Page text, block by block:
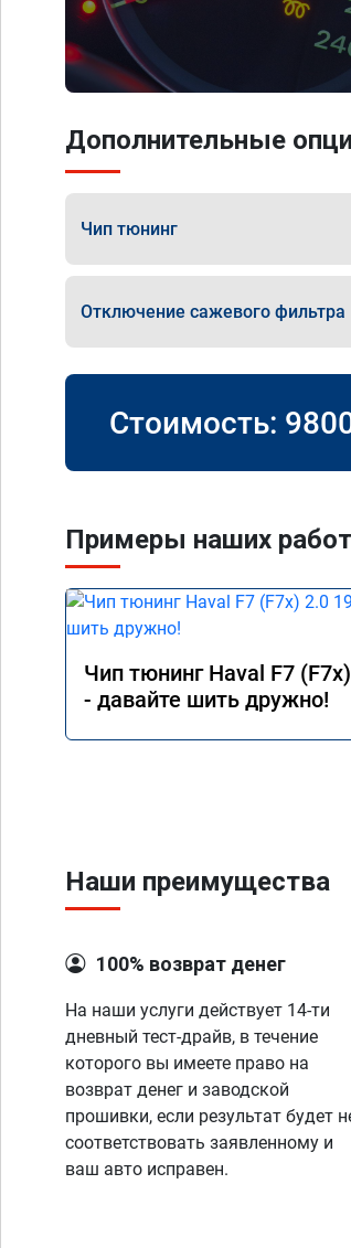
Дополнительные
Чип тюнинг
Отключение сажевого фильтра
Стоимость:
Примеры наших
Чип тюнинг Haval F7
- давайте шить дружно!
Наши преимущества
100% возврат денег
На наши услуги действует 14-ти
дневный тест-драйв, в течение
которого вы имеете право на
возврат денег и заводской
прошивки, если результат будет
соответствовать заявленному и
ваш авто исправен.